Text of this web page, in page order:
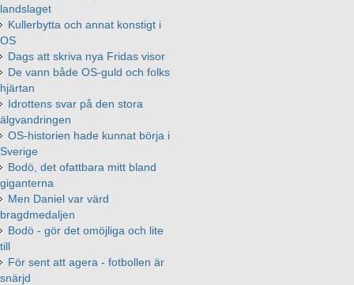
landslaget
Kullerbytta och annat konstigt i
OS
Dags att skriva nya Fridas visor
De vann både OS-guld och folks
hjärtan
Idrottens svar på den stora
älgvandringen
OS-historien hade kunnat börja i
Sverige
Bodö, det ofattbara mitt bland
giganterna
Men Daniel var värd
bragdmedaljen
Bodö - gör det omöjliga och lite
till
För sent att agera - fotbollen är
snärjd